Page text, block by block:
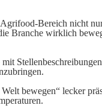
Bereich nicht
Branche wirklich
bewegen“ lecker